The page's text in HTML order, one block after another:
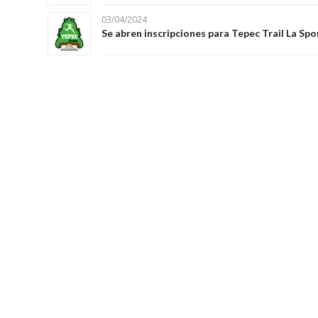
03/04/2024
Se abren inscripciones para Tepec Trail La